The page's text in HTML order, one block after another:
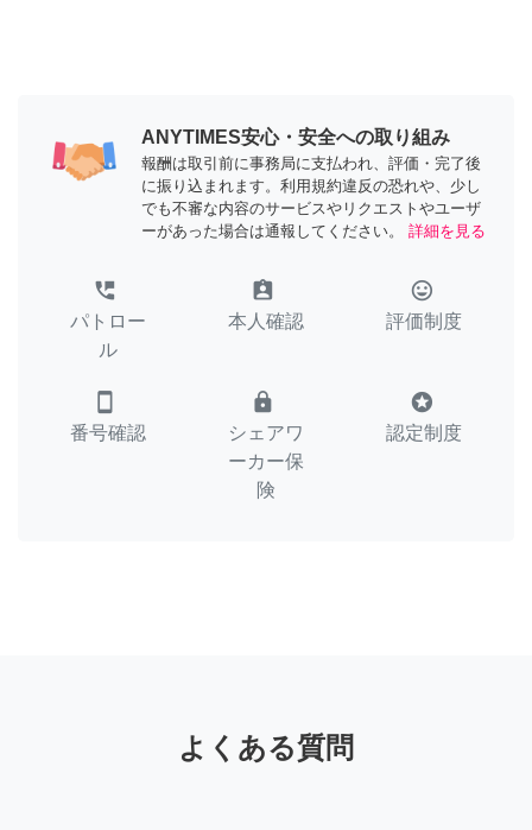
ANYTIMES安心・安全への取り組み
報酬は取引前に事務局に支払われ、評価・完了後
に振り込まれます。利用規約違反の恐れや、少し
でも不審な内容のサービスやリクエストやユーザ
ーがあった場合は通報してください。
詳細を見る
perm_phone_msg
パトロー
ル
assignment_ind
本人確認
tag_faces
評価制度
smartphone
番号確認
lock
シェアワ
ーカー保
険
stars
認定制度
よくある質問